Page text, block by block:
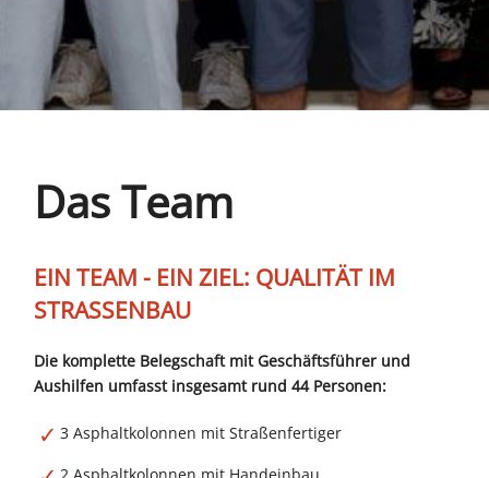
Das Team
EIN TEAM - EIN ZIEL: QUALITÄT IM
STRASSENBAU
Die komplette Belegschaft mit Geschäftsführer und
Aushilfen umfasst insgesamt rund 44 Personen:
3 Asphaltkolonnen mit Straßenfertiger
2 Asphaltkolonnen mit Handeinbau